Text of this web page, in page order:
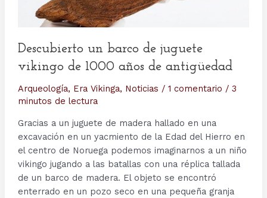
Descubierto un barco de juguete
vikingo de 1000 años de antigüedad
Arqueología, Era Vikinga, Noticias / 1 comentario / 3
minutos de lectura
Gracias a un juguete de madera hallado en una
excavación en un yacmiento de la Edad del Hierro en
el centro de Noruega podemos imaginarnos a un niño
vikingo jugando a las batallas con una réplica tallada
de un barco de madera. El objeto se encontró
enterrado en un pozo seco en una pequeña granja